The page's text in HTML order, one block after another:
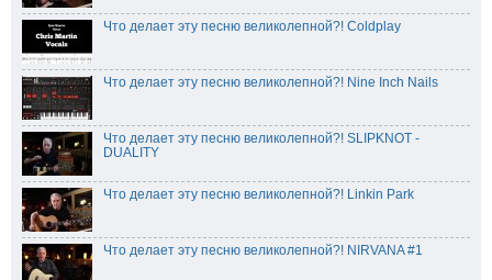
Что делает эту песню великолепной?! Coldplay
Что делает эту песню великолепной?! Nine Inch Nails
Что делает эту песню великолепной?! SLIPKNOT -
DUALITY
Что делает эту песню великолепной?! Linkin Park
Что делает эту песню великолепной?! NIRVANA #1